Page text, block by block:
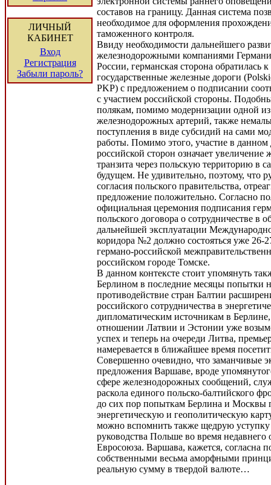
ЛИЧНЫЙ
КАБИНЕТ
Вход
Регистрация
Забыли пароль?
составов на границу. Данная система
необходимое для оформления
таможенного контроля.
Ввиду необходимости дальнейшего
железнодорожными компаниями
России, германская сторона обратилась
государственные железные дороги
PKP) с предложением о подписании
с участием российской стороны.
полякам, помимо модернизации одной
железнодорожных артерий, также
поступления в виде субсидий на сами
работы. Помимо этого, участие в данном
российской сторон означает увеличение
транзита через польскую территорию в
будущем. Не удивительно, поэтому, что
согласия польского правительства,
предложение положительно. Согласно
официальная церемония подписания
польского договора о сотрудничестве в
дальнейшей эксплуатации
коридора №2 должно состояться уже 26-
германо-российской
российском городе Томске.
В данном контексте стоит упомянуть
Берлином в последние месяцы попытки
противодействие стран Балтии
российского сотрудничества в
дипломатическим источникам в
отношении Латвии и Эстонии уже
успех и теперь на очереди Литва,
намеревается в ближайшее время
Совершенно очевидно, что заманчивые
предложения Варшаве, вроде
сфере железнодорожных сообщений,
раскола единого польско-балтийского
до сих пор попыткам Берлина и Москвы
энергетическую и геополитическую
можно вспомнить также щедрую уступку
руководства Польше во время
Евросоюза. Варшава, кажется, согласна
собственными весьма аморфными
реальную сумму в твердой валюте…